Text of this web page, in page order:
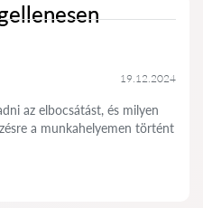
19.12.2024
az elbocsátást, és milyen
a munkahelyemen történt